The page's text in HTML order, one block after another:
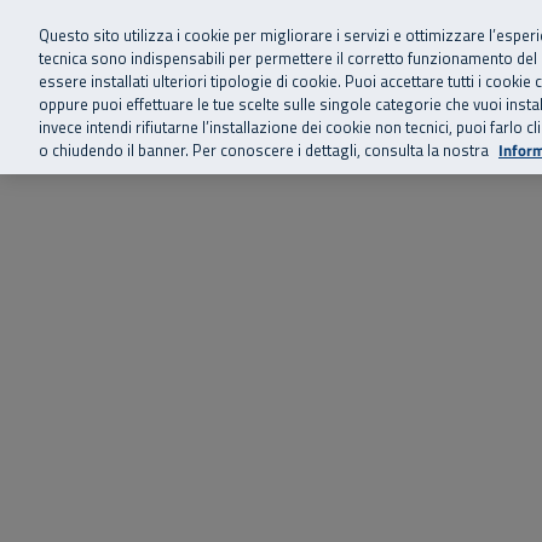
Vai al menu principale
Vai al contenuto principale
Vai al Footer
SuperAbile - il Contact Center Inail per il mondo della disabilità
Home Chi siamo Storie, news
Questo sito utilizza i cookie per migliorare i servizi e ottimizzare
tecnica sono indispensabili per permettere il corretto funzionamento
essere installati ulteriori tipologie di cookie. Puoi accettare tutti i cookie
oppure puoi effettuare le tue scelte sulle singole categorie che vuoi
invece intendi rifiutarne l’installazione dei cookie non tecnici, puoi farlo
o chiudendo il banner. Per conoscere i dettagli, consulta la nostra